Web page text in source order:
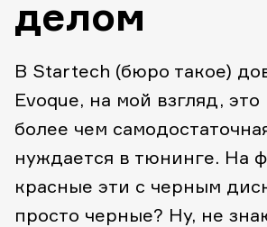
делом
В Startech (бюро такое)
Evoque, на мой взгляд,
более чем
нуждается в тюнинге. На
красные эти с черным
просто черные? Ну, не